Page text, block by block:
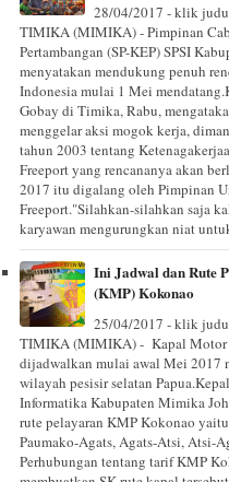
28/04/2017 - klik
TIMIKA (MIMIKA) - Pimpinan
Pertambangan (SP-KEP) SPSI
menyatakan mendukung penuh
Indonesia mulai 1 Mei
Gobay di Timika, Rabu,
menggelar aksi mogok kerja,
tahun 2003 tentang
Freeport yang rencananya akan
2017 itu digalang oleh Pimpinan
Freeport."Silahkan-silahkan saja
karyawan mengurungkan niat
Ini Jadwal dan Rute
(KMP) Kokonao
25/04/2017 - klik
TIMIKA (MIMIKA) - Kapal Motor
dijadwalkan mulai awal Mei 2017
wilayah pesisir selatan
Informatika Kabupaten Mimika
rute pelayaran KMP Kokonao
Paumako-Agats, Agats-Atsi, Atsi-
Perhubungan tentang tarif KMP